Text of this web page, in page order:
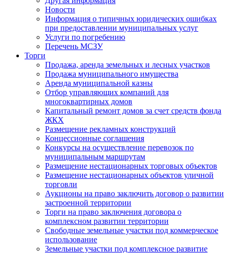
Новости
Информация о типичных юридических ошибках
при предоставлении муниципальных услуг
Услуги по погребению
Перечень МСЗУ
Торги
Продажа, аренда земельных и лесных участков
Продажа муниципального имущества
Аренда муниципальной казны
Отбор управляющих компаний для
многоквартирных домов
Капитальный ремонт домов за счет средств фонда
ЖКХ
Размещение рекламных конструкций
Концессионные соглашения
Конкурсы на осуществление перевозок по
муниципальным маршрутам
Размещение нестационарных торговых объектов
Размещение нестационарных объектов уличной
торговли
Аукционы на право заключить договор о развитии
застроенной территории
Торги на право заключения договора о
комплексном развитии территории
Свободные земельные участки под коммерческое
использование
Земельные участки под комплексное развитие